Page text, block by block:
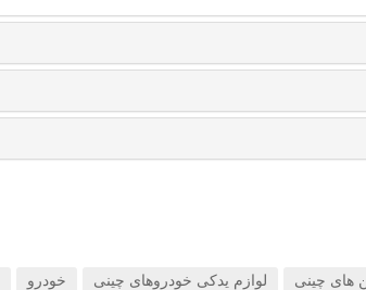
های چینی لوازم یدکی خودروهای چینی خودرو